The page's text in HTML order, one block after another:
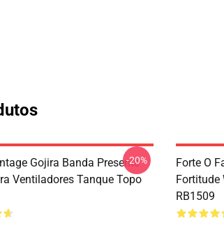
Gojira Banda Presente
Ventiladores Tanque Topo
-20%
Forte O
Fortitude
RB1509